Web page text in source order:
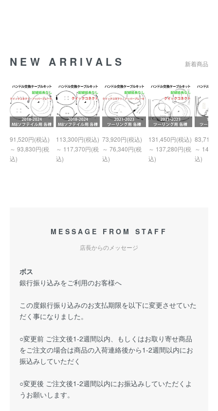
NEW ARRIVALS 新着商品
91,520円(税込)
～ 93,830円(税
込)
113,300円(税込)
～ 117,370円(税
込)
73,920円(税込)
～ 76,340円(税
込)
131,450円(税込)
～ 137,280円(税
込)
83,710
～
込)
MESSAGE FROM STAFF
店長からのメッセージ
ボス
銀行振り込みをご利用のお客様へ
この度銀行振り込みのお支払期限を以下に変更させていた
だく事になりました。
○変更前 ご注文後1-2週間以内、もしくはお取り寄せ商品
をご注文の場合は商品の入荷連絡後から1-2週間以内にお
振込みしていただく
○変更後 ご注文後1-2週間以内にお振込みしていただくよ
うお願いします。